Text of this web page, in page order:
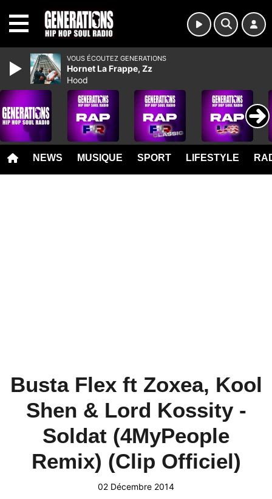
NEWS MUSIQUE SPORT LIFESTYLE
Busta Flex ft Zoxea, Kool
Shen & Lord Kossity -
Soldat (4MyPeople
Remix) (Clip Officiel)
02 Décembre 2014
VOUS ÉCOUTEZ GENERATIONS
Hornet La Frappe, Zz
Hood